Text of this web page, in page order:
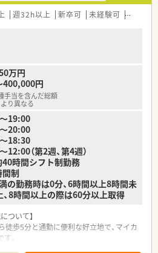
としながら、北陸や関西エリアへも積極
ベートの時間を大切にしたいと考えてお
を活用しながらイキイキと働いている方で
方箋に触れることで、専門的な知識を深
ップしたいと考える意欲的な薬剤師で
て働き続けたいと願い、整った福利厚生
をフルに活用しているスタッフたちで
週32h以上 新卒可 未経験可 ブラン
万円
400,000円
手当を含んだ総額
り異なる
19:00
（第2週、第4週）
時間シフト制勤務
制
の勤務時は0分、6時間以上8時間未
8時間以上の際は60分以上取得
ついて】
歩5分と通勤に便利な好立地で、マイカ
。